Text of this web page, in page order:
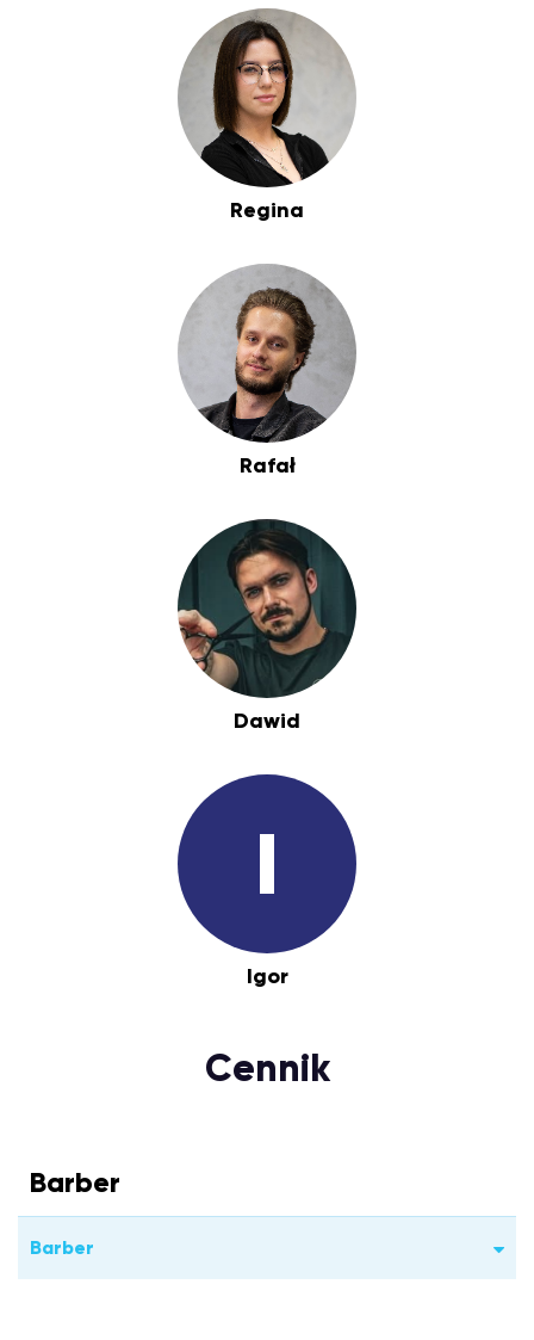
Regina
Rafał
Dawid
I
Igor
Cennik
Barber
Barber